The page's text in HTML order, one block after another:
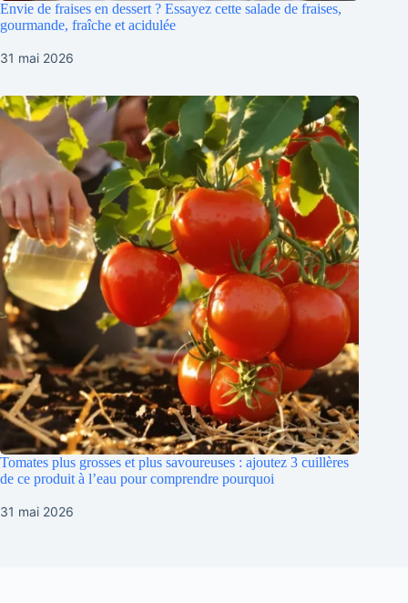
Envie de fraises en dessert ? Essayez cette salade de fraises,
gourmande, fraîche et acidulée
31 mai 2026
Tomates plus grosses et plus savoureuses : ajoutez 3 cuillères
de ce produit à l’eau pour comprendre pourquoi
31 mai 2026